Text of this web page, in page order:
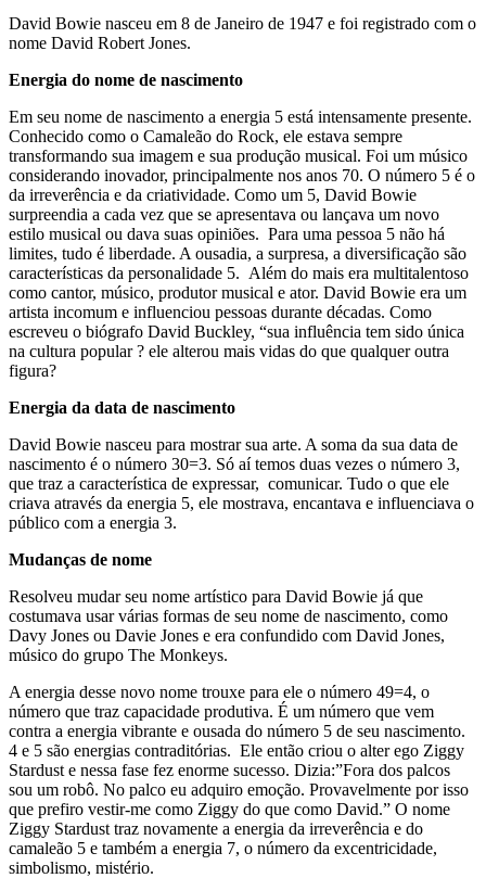
David Bowie nasceu em 8 de Janeiro de 1947 e foi registrado com o
nome David Robert Jones.
Energia do nome de nascimento
Em seu nome de nascimento a energia 5 está intensamente presente.
Conhecido como o Camaleão do Rock, ele estava sempre
transformando sua imagem e sua produção musical. Foi um músico
considerando inovador, principalmente nos anos 70. O número 5 é o
da irreverência e da criatividade. Como um 5, David Bowie
surpreendia a cada vez que se apresentava ou lançava um novo
estilo musical ou dava suas opiniões. Para uma pessoa 5 não há
limites, tudo é liberdade. A ousadia, a surpresa, a diversificação são
características da personalidade 5. Além do mais era multitalentoso
como cantor, músico, produtor musical e ator. David Bowie era um
artista incomum e influenciou pessoas durante décadas. Como
escreveu o biógrafo David Buckley, “sua influência tem sido única
na cultura popular ? ele alterou mais vidas do que qualquer outra
figura?
Energia da data de nascimento
David Bowie nasceu para mostrar sua arte. A soma da sua data de
nascimento é o número 30=3. Só aí temos duas vezes o número 3,
que traz a característica de expressar, comunicar. Tudo o que ele
criava através da energia 5, ele mostrava, encantava e influenciava o
público com a energia 3.
Mudanças de nome
Resolveu mudar seu nome artístico para David Bowie já que
costumava usar várias formas de seu nome de nascimento, como
Davy Jones ou Davie Jones e era confundido com David Jones,
músico do grupo The Monkeys.
A energia desse novo nome trouxe para ele o número 49=4, o
número que traz capacidade produtiva. É um número que vem
contra a energia vibrante e ousada do número 5 de seu nascimento.
4 e 5 são energias contraditórias. Ele então criou o alter ego Ziggy
Stardust e nessa fase fez enorme sucesso. Dizia:”Fora dos palcos
sou um robô. No palco eu adquiro emoção. Provavelmente por isso
que prefiro vestir-me como Ziggy do que como David.” O nome
Ziggy Stardust traz novamente a energia da irreverência e do
camaleão 5 e também a energia 7, o número da excentricidade,
simbolismo, mistério.